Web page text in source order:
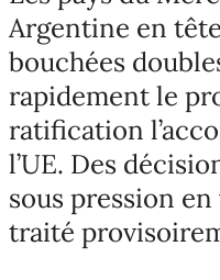
Argentine en
bouchées
rapidement le
ratification
l’UE. Des
sous pression en
traité